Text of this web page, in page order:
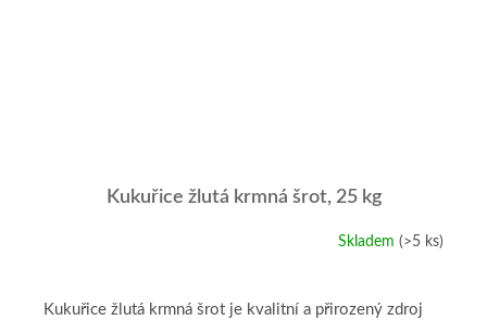
Kukuřice žlutá krmná šrot, 25 kg
je
Skladem(>5 ks)
Kukuřice žlutá krmná šrot je kvalitní a přirozený zdroj